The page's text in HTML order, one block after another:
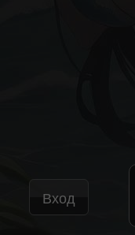
Вход